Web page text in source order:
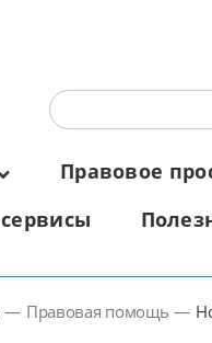
Правовое
— Правовая помощь —